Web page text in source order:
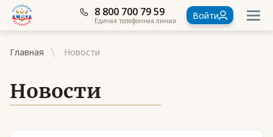
8 800 700 79 59
Единая телефонная линия Войти
Главная Новости
Новости